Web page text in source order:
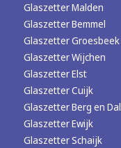
Glaszetter Malden
Glaszetter Bemmel
Glaszetter Groesbeek
Glaszetter Wijchen
Glaszetter Elst
Glaszetter Cuijk
Glaszetter Berg en Dal
Glaszetter Ewijk
Glaszetter Schaijk